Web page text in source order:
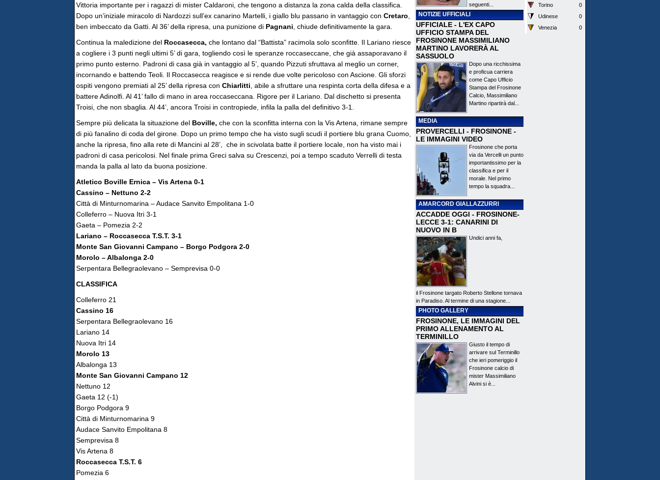
Vittoria importante per i ragazzi di mister Caldaroni, che tengono a distanza la zona calda della classifica.
Dopo un’iniziale miracolo di Nardozzi sull’ex canarino Martelli, i giallo blu passano in vantaggio con Cretaro
ben imbeccato da Gatti. Al 36’ della ripresa, una punizione di Pagnani , chiude definitivamente la gara.
Continua la maledizione del Roccasecca, che lontano dal “Battista” racimola solo sconfitte. Il Lariano riesce
a cogliere i 3 punti negli ultimi 5’ di gara, togliendo così le speranze roccaseccane, che già assaporavano il
primo punto esterno. Padroni di casa già in vantaggio al 5’, quando Pizzuti sfruttava al meglio un corner,
incornando e battendo Teoli. Il Roccasecca reagisce e si rende due volte pericoloso con Ascione. Gli sforzi
ospiti vengono premiati al 25’ della ripresa con Chiarlitti , abile a sfruttare una respinta corta della difesa e a
battere Adinolfi. Al 41’ fallo di mano in area roccaseccana. Rigore per il Lariano. Dal dischetto si presenta
Troisi, che non sbaglia. Al 44’, ancora Troisi in contropiede, infila la palla del definitivo 3-1.
Sempre più delicata la situazione del Boville, che con la sconfitta interna con la Vis Artena, rimane sempre
di più fanalino di coda del girone. Dopo un primo tempo che ha visto sugli scudi il portiere blu grana Cuomo,
anche la ripresa, fino alla rete di Mancini al 28’, che in scivolata batte il portiere locale, non ha visto mai i
padroni di casa pericolosi. Nel finale prima Greci salva su Crescenzi, poi a tempo scaduto Verrelli di testa
manda la palla al lato da buona posizione.
Atletico Boville Ernica – Vis Artena 0-1
Cassino – Nettuno 2-2
Città di Minturnomarina – Audace Sanvito Empolitana 1-0
Colleferro – Nuova Itri 3-1
Gaeta – Pomezia 2-2
Lariano – Roccasecca T.S.T. 3-1
Monte San Giovanni Campano – Borgo Podgora 2-0
Morolo – Albalonga 2-0
Serpentara Bellegraolevano – Semprevisa 0-0
CLASSIFICA
Colleferro 21
Cassino 16
Serpentara Bellegraolevano 16
Lariano 14
Nuova Itri 14
Morolo 13
Albalonga 13
Monte San Giovanni Campano 12
Nettuno 12
Gaeta 12 (-1)
Borgo Podgora 9
Città di Minturnomarina 9
Audace Sanvito Empolitana 8
Semprevisa 8
Vis Artena 8
Roccasecca T.S.T. 6
Pomezia 6
seguenti...
NOTIZIE UFFICIALI
UFFICIALE - L'EX CAPO
UFFICIO STAMPA DEL
FROSINONE MASSIMILIANO
MARTINO LAVORERÀ AL
SASSUOLO
Dopo una ricchissima
e proficua carriera
come Capo Ufficio
Stampa del Frosinone
Calcio, Massimiliano
Martino ripartirà dal...
MEDIA
PROVERCELLI - FROSINONE -
LE IMMAGINI VIDEO
Frosinone che porta
via da Vercelli un punto
importantissimo per la
classifica e per il
morale. Nel primo
tempo la squadra...
AMARCORD GIALLAZZURRI
ACCADDE OGGI - FROSINONE-
LECCE 3-1: CANARINI DI
NUOVO IN B
Undici anni fa,
il Frosinone targato Roberto Stellone tornava
in Paradiso. Al termine di una stagione...
PHOTO GALLERY
FROSINONE, LE IMMAGINI DEL
PRIMO ALLENAMENTO AL
TERMINILLO
Giusto il tempo di
arrivare sul Terminillo
che ieri pomeriggio il
Frosinone calcio di
mister Massimiliano
Alvini si è...
Torino
0
Udinese
0
Venezia
0